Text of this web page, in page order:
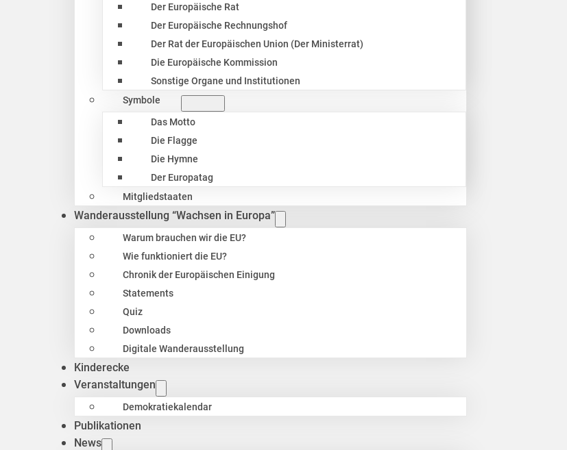
Der Europäische Rat
Der Europäische Rechnungshof
Der Rat der Europäischen Union (Der Ministerrat)
Die Europäische Kommission
Sonstige Organe und Institutionen
Symbole
Das Motto
Die Flagge
Die Hymne
Der Europatag
Mitgliedstaaten
Wanderausstellung “Wachsen in Europa”
Warum brauchen wir die EU?
Wie funktioniert die EU?
Chronik der Europäischen Einigung
Statements
Quiz
Downloads
Digitale Wanderausstellung
Kinderecke
Veranstaltungen
Demokratiekalendar
Publikationen
News